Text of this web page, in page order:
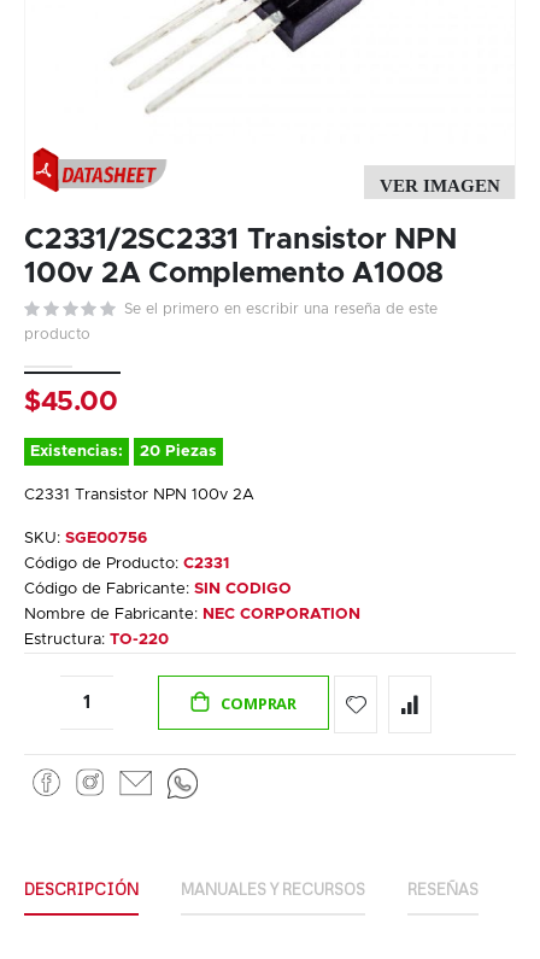
to
the
beginning
of
the
images
gallery
C2331/2SC2331 Transistor NPN
100v 2A Complemento A1008
Se el primero en escribir una reseña de este
producto
$45.00
Existencias: 20 Piezas
C2331 Transistor NPN 100v 2A
SKU: SGE00756
Código de Producto: C2331
Código de Fabricante: SIN CODIGO
Nombre de Fabricante: NEC CORPORATION
Estructura: TO-220
COMPRAR
DESCRIPCIÓN MANUALES Y RECURSOS RESEÑAS